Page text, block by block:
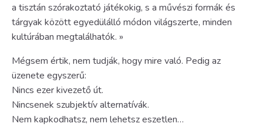
a tisztán szórakoztató játékokig, s a művészi formák és
tárgyak között egyedülálló módon világszerte, minden
kultúrában megtalálhatók. »
Mégsem értik, nem tudják, hogy mire való. Pedig az
üzenete egyszerű:
Nincs ezer kivezető út.
Nincsenek szubjektív alternatívák.
Nem kapkodhatsz, nem lehetsz eszetlen…